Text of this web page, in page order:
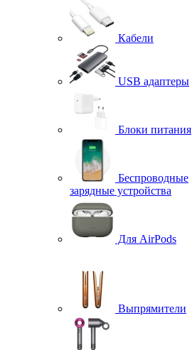
Кабели
USB адаптеры
Блоки питания
Беспроводные
зарядные устройства
Для AirPods
Выпрямители